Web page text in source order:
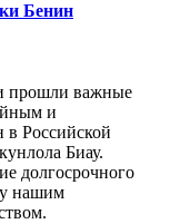
Бенин
прошли важные
и
Российской
Биау.
долгосрочного
нашим